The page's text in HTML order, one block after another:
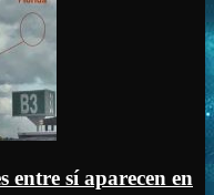
entre sí aparecen en